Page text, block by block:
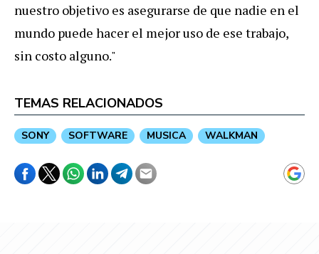
nuestro objetivo es asegurarse de que nadie en el
mundo puede hacer el mejor uso de ese trabajo,
sin costo alguno."
TEMAS RELACIONADOS
SONY SOFTWARE MUSICA WALKMAN